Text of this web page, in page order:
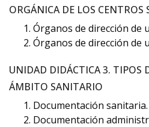
ORGÁNICA DE LOS CENTROS
Órganos de dirección de
Órganos de dirección de
UNIDAD DIDÁCTICA 3. TIPOS
ÁMBITO SANITARIO
Documentación
Documentación